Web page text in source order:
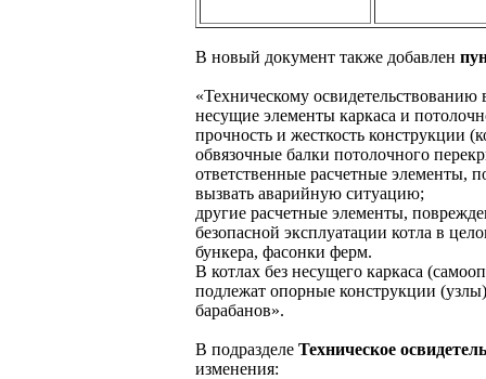
В новый документ также добавлен
«Техническому освидетельствованию
несущие элементы каркаса и
прочность и жесткость конструкции
обвязочные балки потолочного
ответственные расчетные элементы,
вызвать аварийную ситуацию;
другие расчетные элементы,
безопасной эксплуатации котла в
бункера, фасонки ферм.
В котлах без несущего каркаса
подлежат опорные конструкции
барабанов».
В подразделе Техническое
изменения: